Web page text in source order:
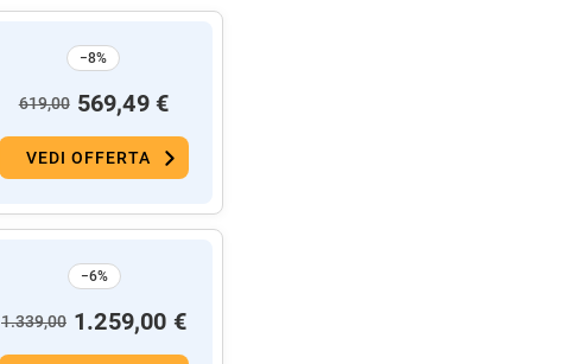
−8%
619,00 569,49 €
VEDI OFFERTA
−6%
1.339,00 1.259,00 €